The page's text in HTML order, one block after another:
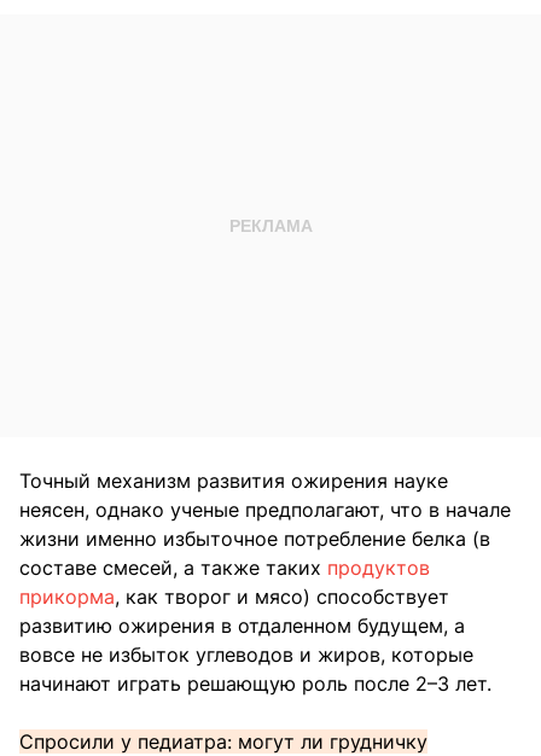
Точный механизм развития ожирения науке
неясен, однако ученые предполагают, что в начале
жизни именно избыточное потребление белка (в
составе смесей, а также таких продуктов
прикорма, как творог и мясо) способствует
развитию ожирения в отдаленном будущем, а
вовсе не избыток углеводов и жиров, которые
начинают играть решающую роль после 2–3 лет.
Спросили у педиатра: могут ли грудничку